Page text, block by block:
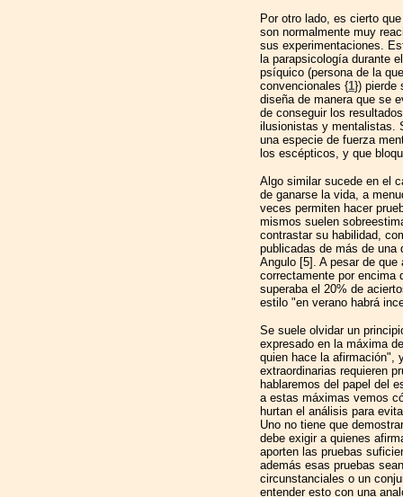
Por otro lado, es cierto
son normalmente muy
sus experimentaciones.
la parapsicología durante
psíquico (persona de la
convencionales {1}) pierde
diseña de manera que se
de conseguir los
ilusionistas y mentalistas.
una especie de fuerza
los escépticos, y que
Algo similar sucede en el
de ganarse la vida, a
veces permiten hacer
mismos suelen
contrastar su habilidad,
publicadas de más de una
Angulo [5]. A pesar de
correctamente por encima
superaba el 20% de
estilo "en verano habrá
Se suele olvidar un
expresado en la máxima
quien hace la afirmación",
extraordinarias requieren
hablaremos del papel del
a estas máximas vemos
hurtan el análisis para
Uno no tiene que
debe exigir a quienes
aporten las pruebas
además esas pruebas
circunstanciales o un
entender esto con una